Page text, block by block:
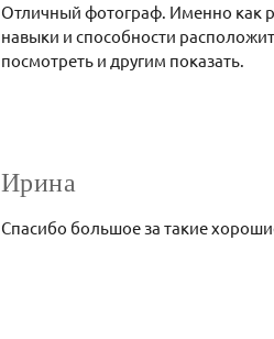
Отличный фотограф. Именно как
навыки и способности
посмотреть и другим показать.
Ирина
Спасибо большое за такие